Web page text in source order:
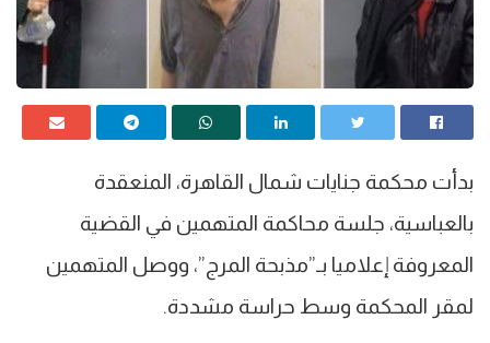
بدأت محكمة جنايات شمال القاهرة، المنعقدة
بالعباسية، جلسة محاكمة المتهمين في القضية
المعروفة إعلاميا بـ”مذبحة المرج”، ووصل المتهمين
لمقر المحكمة وسط حراسة مشددة.